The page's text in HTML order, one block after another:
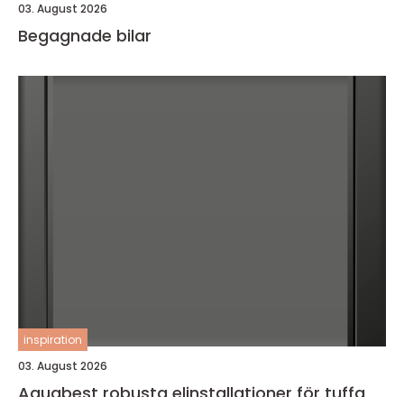
03. August 2026
Begagnade bilar
inspiration
03. August 2026